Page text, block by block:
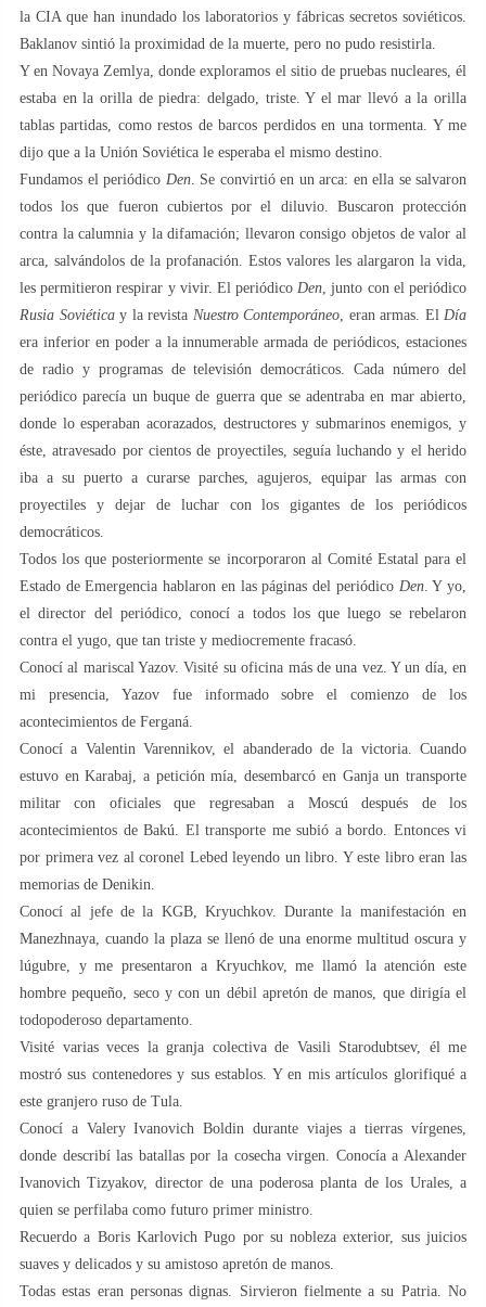
la CIA que han inundado los laboratorios y fábricas secretos soviéticos.
Baklanov sintió la proximidad de la muerte, pero no pudo resistirla.
Y en Novaya Zemlya, donde exploramos el sitio de pruebas nucleares, él
estaba en la orilla de piedra: delgado, triste. Y el mar llevó a la orilla
tablas partidas, como restos de barcos perdidos en una tormenta. Y me
dijo que a la Unión Soviética le esperaba el mismo destino.
Fundamos el periódico Den. Se convirtió en un arca: en ella se salvaron
todos los que fueron cubiertos por el diluvio. Buscaron protección
contra la calumnia y la difamación; llevaron consigo objetos de valor al
arca, salvándolos de la profanación. Estos valores les alargaron la vida,
les permitieron respirar y vivir. El periódico Den , junto con el periódico
Rusia Soviéticay la revista Nuestro Contemporáneo , eran armas. El Día
era inferior en poder a la innumerable armada de periódicos, estaciones
de radio y programas de televisión democráticos. Cada número del
periódico parecía un buque de guerra que se adentraba en mar abierto,
donde lo esperaban acorazados, destructores y submarinos enemigos, y
éste, atravesado por cientos de proyectiles, seguía luchando y el herido
iba a su puerto a curarse parches, agujeros, equipar las armas con
proyectiles y dejar de luchar con los gigantes de los periódicos
democráticos.
Todos los que posteriormente se incorporaron al Comité Estatal para el
Estado de Emergencia hablaron en las páginas del periódico Den. Y yo,
el director del periódico, conocí a todos los que luego se rebelaron
contra el yugo, que tan triste y mediocremente fracasó.
Conocí al mariscal Yazov. Visité su oficina más de una vez. Y un día, en
mi presencia, Yazov fue informado sobre el comienzo de los
acontecimientos de Ferganá.
Conocí a Valentin Varennikov, el abanderado de la victoria. Cuando
estuvo en Karabaj, a petición mía, desembarcó en Ganja un transporte
militar con oficiales que regresaban a Moscú después de los
acontecimientos de Bakú. El transporte me subió a bordo. Entonces vi
por primera vez al coronel Lebed leyendo un libro. Y este libro eran las
memorias de Denikin.
Conocí al jefe de la KGB, Kryuchkov. Durante la manifestación en
Manezhnaya, cuando la plaza se llenó de una enorme multitud oscura y
lúgubre, y me presentaron a Kryuchkov, me llamó la atención este
hombre pequeño, seco y con un débil apretón de manos, que dirigía el
todopoderoso departamento.
Visité varias veces la granja colectiva de Vasili Starodubtsev, él me
mostró sus contenedores y sus establos. Y en mis artículos glorifiqué a
este granjero ruso de Tula.
Conocí a Valery Ivanovich Boldin durante viajes a tierras vírgenes,
donde describí las batallas por la cosecha virgen. Conocía a Alexander
Ivanovich Tizyakov, director de una poderosa planta de los Urales, a
quien se perfilaba como futuro primer ministro.
Recuerdo a Boris Karlovich Pugo por su nobleza exterior, sus juicios
suaves y delicados y su amistoso apretón de manos.
Todas estas eran personas dignas. Sirvieron fielmente a su Patria. No